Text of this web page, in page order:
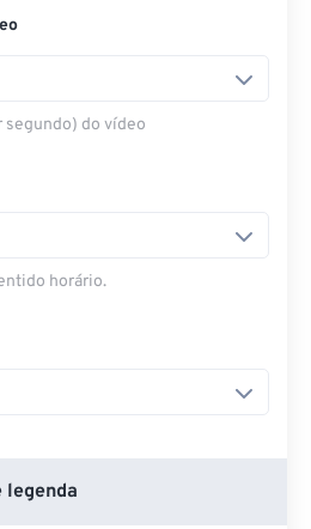
segundo) do vídeo
horário.
legenda